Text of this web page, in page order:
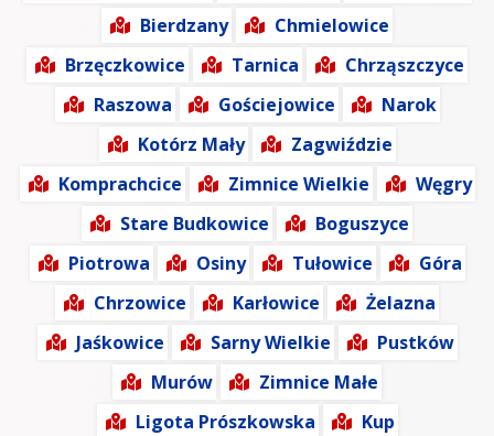
Bierdzany
Chmielowice
Brzęczkowice
Tarnica
Chrząszczyce
Raszowa
Gościejowice
Narok
Kotórz Mały
Zagwiździe
Komprachcice
Zimnice Wielkie
Węgry
Stare Budkowice
Boguszyce
Piotrowa
Osiny Tułowice
Góra
Chrzowice
Karłowice
Żelazna
Jaśkowice
Sarny Wielkie
Pustków
Murów
Zimnice Małe
Ligota Prószkowska
Kup